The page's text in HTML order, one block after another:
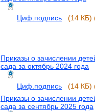
Циф.подпись (14 КБ)
Приказы о зачислении
сада за октябрь 2024 года
Циф.подпись (14 КБ)
Приказы о зачислении
сада за сентябрь 2025 года